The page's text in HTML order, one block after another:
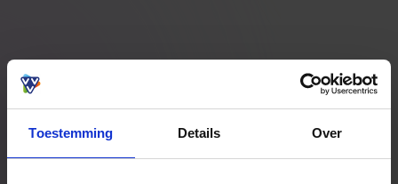
Toestemming Details Over